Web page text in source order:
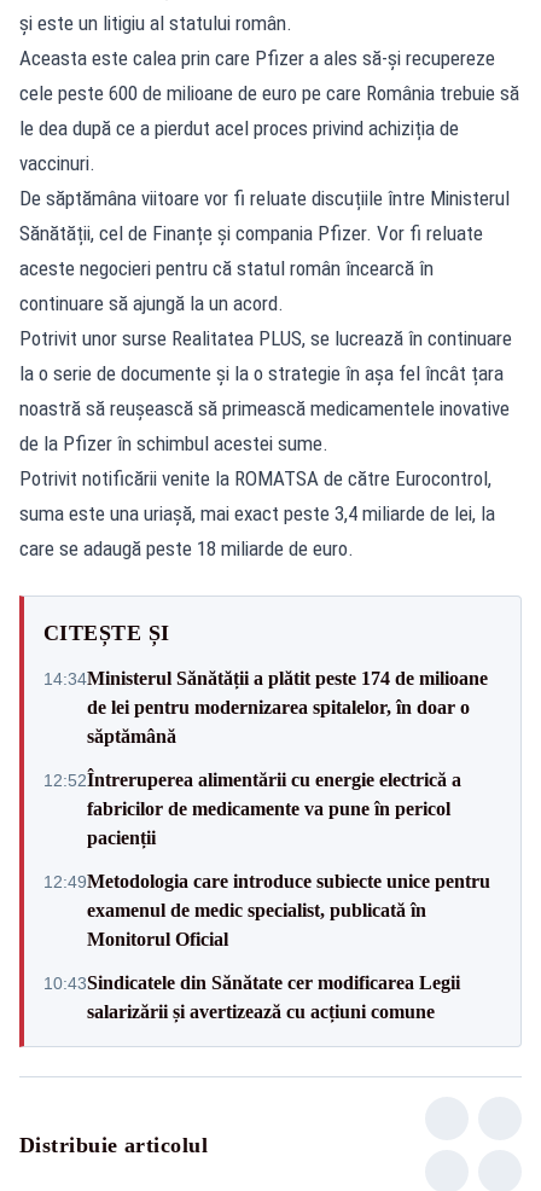
și este un litigiu al statului român.
Aceasta este calea prin care Pfizer a ales să-și recupereze
cele peste 600 de milioane de euro pe care România trebuie să
le dea după ce a pierdut acel proces privind achiziția de
vaccinuri.
De săptămâna viitoare vor fi reluate discuțiile între Ministerul
Sănătății, cel de Finanțe și compania Pfizer. Vor fi reluate
aceste negocieri pentru că statul român încearcă în
continuare să ajungă la un acord.
Potrivit unor surse Realitatea PLUS, se lucrează în continuare
la o serie de documente și la o strategie în așa fel încât țara
noastră să reușească să primească medicamentele inovative
de la Pfizer în schimbul acestei sume.
Potrivit notificării venite la ROMATSA de către Eurocontrol,
suma este una uriașă, mai exact peste 3,4 miliarde de lei, la
care se adaugă peste 18 miliarde de euro.
CITEȘTE ȘI
14:34Ministerul Sănătății a plătit peste 174 de milioane
de lei pentru modernizarea spitalelor, în doar o
săptămână
12:52Întreruperea alimentării cu energie electrică a
fabricilor de medicamente va pune în pericol
pacienții
12:49Metodologia care introduce subiecte unice pentru
examenul de medic specialist, publicată în
Monitorul Oficial
10:43Sindicatele din Sănătate cer modificarea Legii
salarizării și avertizează cu acțiuni comune
Distribuie articolul